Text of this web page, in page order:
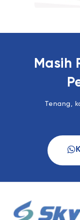
Masih
Tenang,